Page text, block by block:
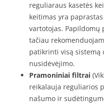
reguliaraus kasetės
keitimas yra
vartotojas.
tačiau
patikrinti visą
nusidėvėjimo.
Pramoniniai filtrai
reikalauja reguliarios
našumo ir